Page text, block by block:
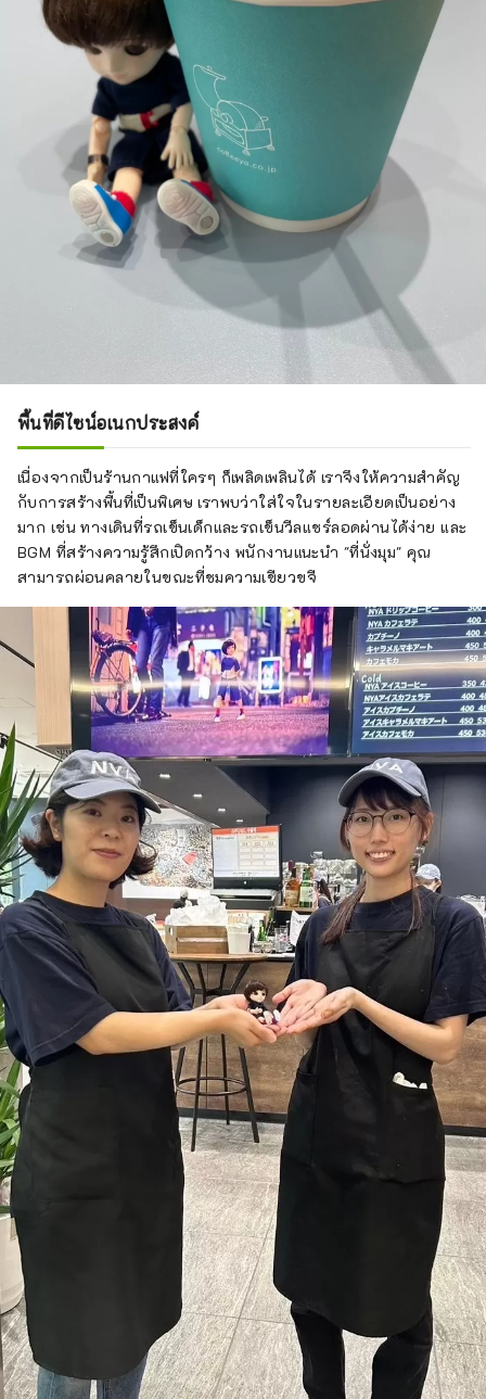
พื้นที่ดีไซน์อเนกประสงค์
เนื่องจากเป็นร้านกาแฟที่ใครๆ ก็เพลิดเพลินได้ เราจึงให้ความสำคัญ
กับการสร้างพื้นที่เป็นพิเศษ เราพบว่าใส่ใจในรายละเอียดเป็นอย่าง
มาก เช่น ทางเดินที่รถเข็นเด็กและรถเข็นวีลแชร์ลอดผ่านได้ง่าย และ
BGM ที่สร้างความรู้สึกเปิดกว้าง พนักงานแนะนำ "ที่นั่งมุม" คุณ
สามารถผ่อนคลายในขณะที่ชมความเขียวขจี